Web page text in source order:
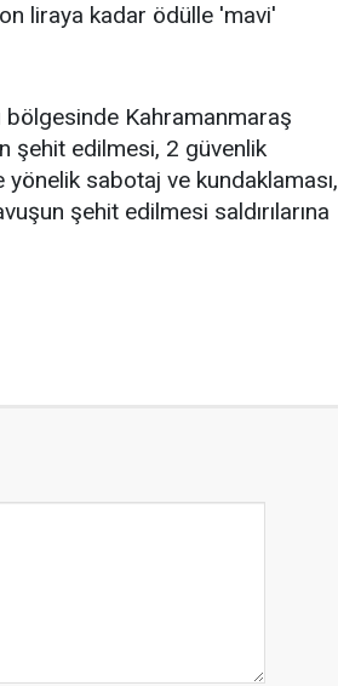
liraya kadar ödülle 'mavi'
bölgesinde Kahramanmaraş
şehit edilmesi, 2 güvenlik
sabotaj ve kundaklaması,
şehit edilmesi saldırılarına